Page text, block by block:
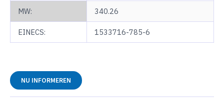
MW: 340.26
EINECS: 1533716-785-6
NU INFORMEREN